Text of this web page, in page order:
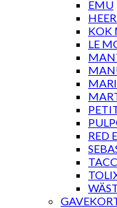
EMU
KOK
LE
RED